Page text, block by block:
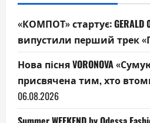
«КОМПОТ» стартує:
випустили перший трек
Нова пісня VORONOVA
присвячена тим, хто
06.08.2026